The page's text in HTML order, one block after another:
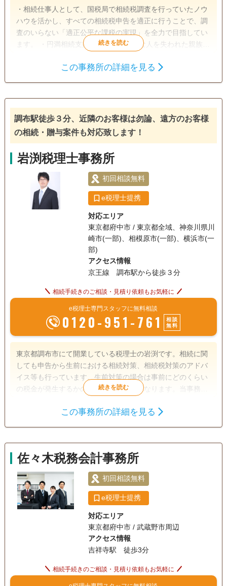
・相続仕事人として、国税局で相続税調査を行っていたノウ
ハウを活かし、すべての相続税申告を適正に行うことで、調
査のいらない「適正公平な課税の実現」を全力で目指してい
ます。 ・円満相続支援士として、大切な人を失われた親族の
だけるよう、全力で支援しています。 ・職員約30名全員が相
することで「安心感」と「感動」を提供しています。 【タカ
パー４つの安心】 安心１ 初回60分の相談は無料です まず
無料で相談をさせていただき、お客様の相続の状況をお伺い
提案させていただきます。お客様に本当に納得してからご依
頼いただくためのサービスです。 安心２ 専門家による総合
的なサービス 相続専門の国税ＯＢ税理士が、遺言書作成など
の生前対策から、相続発生後の相続手続きや相続税申告など
をトータルサポートします。また、相続に関する各専門家と
も連携しており、ワンストップでの相続手続きを安心してお
任せいただけます。 安心３ 初めての相続でも安心です 相
続は人生の中で何度も経験することではありません。タカパ
ーでは、ご相談から解決までお客様お一人お一人にあったオ
ーダーメイドな相続サポートサービスをご提供しています。
安心４ 明瞭な料金規定でお客様の相続をサポート お客さま
にサービス内容と料金を事前にご説明し、不明瞭な料金は一
確に規定しておりますので、思わぬ出費や追加料金が発生す
ることはありません。
遺産分割
家族信託 相続手続き 銀行手続き
戸籍収集 相続人調査
生前贈与（不動産名
電話相談可 訪問可 女性スタッフ対応可
初回相談無料 18時以降相談可 オンライン面談可
事務所面談可
この事務所の詳細を見る
調布駅徒歩３分、近隣のお客様は勿論、遠方のお客様
の相続・贈与案件も対応致します！
岩渕税理士事務所
初回相談無料
e税理士提携
対応エリア
東京都府中市 / 東京都全域、神奈川県川
崎市(一部)、相模原市(一部)、横浜市(一
部)
アクセス情報
京王線 調布駅から徒歩３分
相続手続きのご相談・見積り依頼もお気軽に
e税理士専門スタッフに無料相談
0120-951-761
相談
無料
東京都調布市にて開業している税理士の岩渕です。相続に関
しても申告から生前における相続対策、相続税対策のアドバ
イス等も行っています。生前対策の場合は事前にどのくらい
の税金が発生するかの事前把握が大切になります。当事務所
で現状把握がしたい等ご相談がありましたら是非一度お問い
相続手続き
電話相談可 訪問可 土日相談可 初回相談無料
オンライン面談可 事務所面談可
この事務所の詳細を見る
佐々木税務会計事務所
初回相談無料
e税理士提携
対応エリア
東京都府中市 / 武蔵野市周辺
アクセス情報
吉祥寺駅 徒歩3分
相続手続きのご相談・見積り依頼もお気軽に